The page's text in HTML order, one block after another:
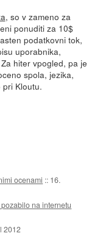
, so v zameno za
ponuditi za 10$
podatkovni tok,
uporabnika,
hiter vpogled, pa je
spola, jezika,
Kloutu.
ocenami :: 16.
na internetu
2012